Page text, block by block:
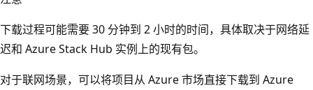
下载过程可能需要 30 分钟到 2 小时的时间，具体取决于网络延
迟和 Azure Stack Hub 实例上的现有包。
对于联网场景，可以将项目从 Azure 市场直接下载到 Azure